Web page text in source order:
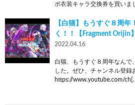
ボ衣装キャラ交換券を買いま
【白猫】もうすぐ８周
く！！【Fragment Orijin】
2022.04.16
白猫、もうすぐ８周年なんで
した。ぜひ、チャンネル登録
https://www.youtube.com/